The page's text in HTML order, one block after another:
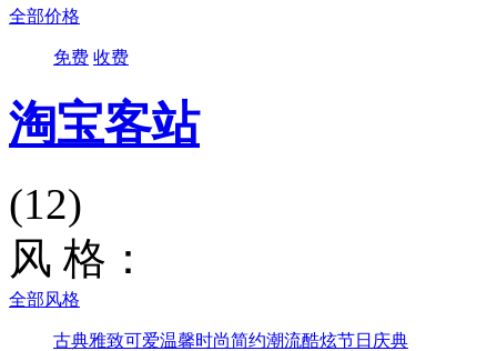
全部价格
免费 收费
淘宝客站
(12)
风 格：
全部风格
古典雅致可爱温馨时尚简约潮流酷炫节日庆典